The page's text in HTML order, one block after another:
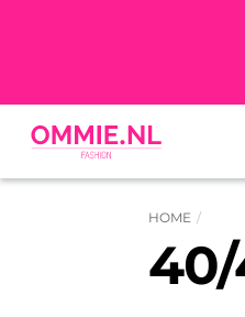
Voor 16:00
HOME